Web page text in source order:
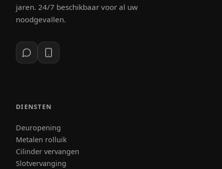
jaren. 24/7 beschikbaar voor al uw
noodgevallen.
DIENSTEN
Deuropening
Metalen rolluik
Cilinder vervangen
Slotvervanging